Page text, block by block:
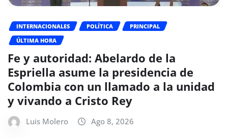
INTERNACIONALES POLÍTICA
PRINCIPAL
ÚLTIMA HORA
Fe y autoridad: Abelardo de la
Espriella asume la presidencia de
Colombia con un llamado a la unidad
y vivando a Cristo Rey
Luis Molero Ago 8, 2026